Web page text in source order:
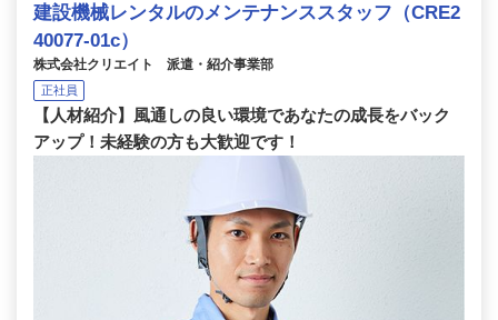
建設機械レンタルのメンテナンススタッフ（CRE2
40077-01c）
株式会社クリエイト 派遣・紹介事業部
正社員
【人材紹介】風通しの良い環境であなたの成長をバック
アップ！未経験の方も大歓迎です！